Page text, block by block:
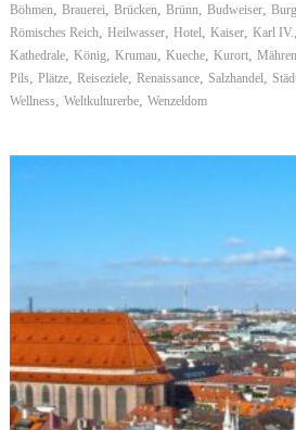
Böhmen, Brauerei, Brücken, Brünn, Budweiser, Burg
Römisches Reich, Heilwasser, Hotel, Kaiser, Karl IV.,
Kathedrale, König, Krumau, Kueche, Kurort, Mähren
Pils, Plätze, Reiseziele, Renaissance, Salzhandel,
Wellness, Weltkulturerbe, Wenzeldom